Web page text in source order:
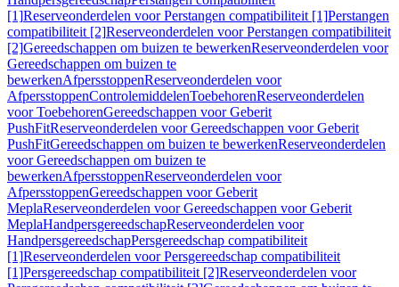
[1]Reserveonderdelen voor Perstangen compatibiliteit [1]Perstangen
compatibiliteit [2]Reserveonderdelen voor Perstangen compatibiliteit
[2]Gereedschappen om buizen te bewerkenReserveonderdelen voor
Gereedschappen om buizen te
bewerkenAfpersstoppenReserveonderdelen voor
AfpersstoppenControlemiddelenToebehorenReserveonderdelen
voor ToebehorenGereedschappen voor Geberit
PushFitReserveonderdelen voor Gereedschappen voor Geberit
PushFitGereedschappen om buizen te bewerkenReserveonderdelen
voor Gereedschappen om buizen te
bewerkenAfpersstoppenReserveonderdelen voor
AfpersstoppenGereedschappen voor Geberit
MeplaReserveonderdelen voor Gereedschappen voor Geberit
MeplaHandpersgereedschapReserveonderdelen voor
HandpersgereedschapPersgereedschap compatibiliteit
[1]Reserveonderdelen voor Persgereedschap compatibiliteit
[1]Persgereedschap compatibiliteit [2]Reserveonderdelen voor